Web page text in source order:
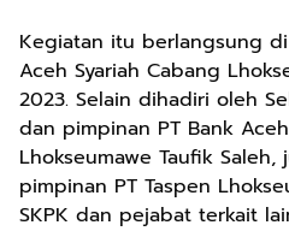
Kegiatan itu berlangsung
Aceh Syariah Cabang
2023. Selain dihadiri oleh
dan pimpinan PT Bank
Lhokseumawe Taufik
pimpinan PT Taspen
SKPK dan pejabat terkait